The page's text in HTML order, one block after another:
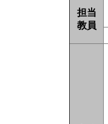
担当
教員